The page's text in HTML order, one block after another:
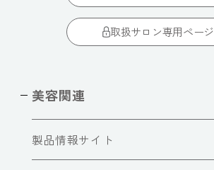
取扱サロン専用ページ
美容関連
製品情報サイト